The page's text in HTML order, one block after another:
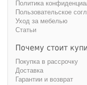
Политика
Пользовательское
Уход за мебелью
Статьи
Почему стоит
Покупка в рассрочку
Доставка
Гарантии и возврат